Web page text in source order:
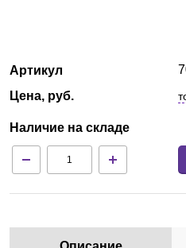
Производители
Доставка и оплата
Контакты
Артикул
Цена, руб.
Наличие на складе